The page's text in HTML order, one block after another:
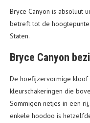
Bryce Canyon is absoluut
betreft tot de
Staten.
Bryce Canyon
De hoefijzervormige kloof
kleurschakeringen die
Sommigen netjes in een
enkele hoodoo is